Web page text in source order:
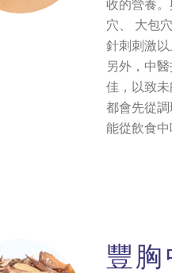
收的營養
穴、 大包
針刺刺激以
另外，中
佳，以致
都會先從
能從飲食中
豐胸